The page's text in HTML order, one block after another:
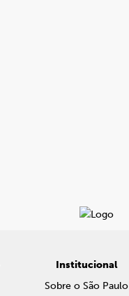
Institucional
Sobre o São Paulo